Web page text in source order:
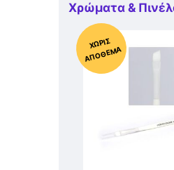
Χρώματα &
Χ
ΩΡΊΣ
Α
Π
Ό
ΘΕ
ΜΑ